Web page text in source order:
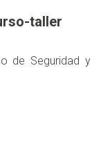
taller
de Seguridad y